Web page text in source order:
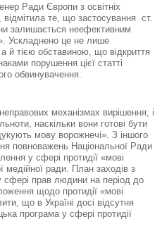
Ради Європи з освітніх
те, що застосування ст.
залишається неефективним
Ускладнено це не лише
тією обставиною, що відкриття
порушення цієї статті
обвинувачення.
механізмах вирішення, і
наскільки вони готові бути
мову ворожнечі». З іншого
повноважень Національної Ради
у сфері протидії «мові
медійної ради. План заходів з
у сфері прав людини на період до
щодо протидії «мові
що в Україні досі відсутня
програма у сфері протидії